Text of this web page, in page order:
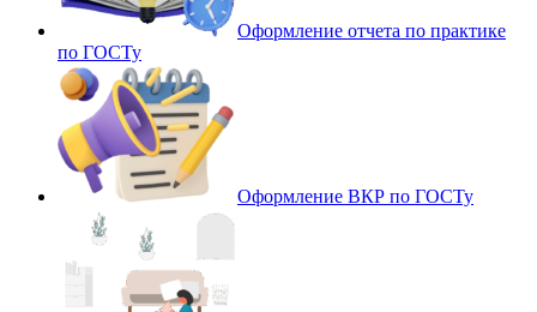
Оформление отчета по практике
по ГОСТу
Оформление ВКР по ГОСТу